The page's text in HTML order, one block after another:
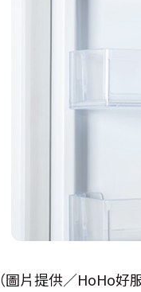
（圖片提供／HoHo好